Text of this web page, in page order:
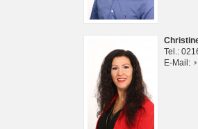
Tel.:
E-Mail: